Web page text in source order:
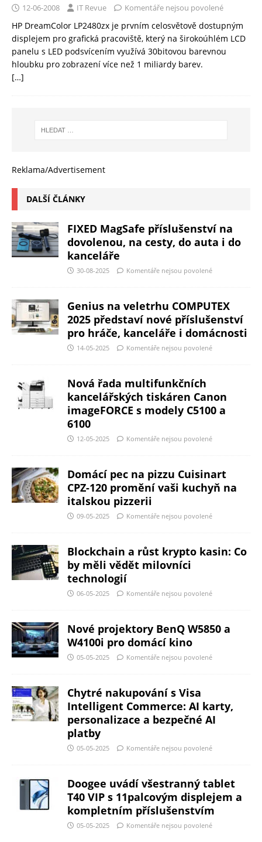
12-06-2008 IT Revue Komentáře nejsou povolené
HP DreamColor LP2480zx je prvním celosvětově dostupným
displejem pro grafická pracoviště, který na širokoúhlém LCD
panelu s LED podsvícením využívá 30bitovou barevnou
hloubku pro zobrazení více než 1 miliardy barev.
[…]
Reklama/Advertisement
DALŠÍ ČLÁNKY
FIXED MagSafe příslušenství na
dovolenou, na cesty, do auta i do
kanceláře
30-08-2025 Komentáře nejsou povolené
Genius na veletrhu COMPUTEX
2025 představí nové příslušenství
pro hráče, kanceláře i domácnosti
14-05-2025 Komentáře nejsou povolené
Nová řada multifunkčních
kancelářských tiskáren Canon
imageFORCE s modely C5100 a
6100
12-05-2025 Komentáře nejsou povolené
Domácí pec na pizzu Cuisinart
CPZ-120 promění vaši kuchyň na
italskou pizzerii
09-05-2025 Komentáře nejsou povolené
Blockchain a růst krypto kasin: Co
by měli vědět milovníci
technologií
06-05-2025 Komentáře nejsou povolené
Nové projektory BenQ W5850 a
W4100i pro domácí kino
05-05-2025 Komentáře nejsou povolené
Chytré nakupování s Visa
Intelligent Commerce: AI karty,
personalizace a bezpečné AI
platby
05-05-2025 Komentáře nejsou povolené
Doogee uvádí všestranný tablet
T40 VIP s 11palcovým displejem a
kompletním příslušenstvím
05-05-2025 Komentáře nejsou povolené